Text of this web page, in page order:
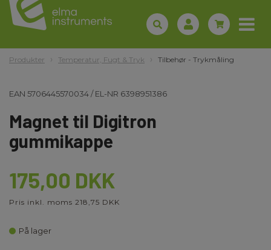
Produkter Temperatur, Fugt & Tryk Tilbehør - Trykmåling
EAN 5706445570034/EL-NR 6398951386
Magnet til Digitron
gummikappe
175,00 DKK
Pris inkl. moms 218,75 DKK
På lager